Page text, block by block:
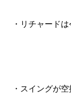
・リチャード
・スイングが